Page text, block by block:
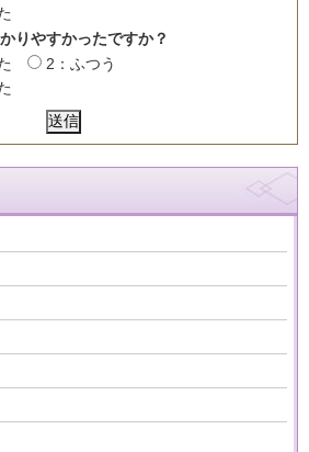
りやすかったですか？
2：ふつう